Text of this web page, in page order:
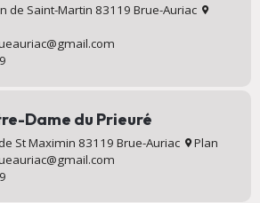
de Saint-Martin 83119 Brue-Auriac
Dame du Prieuré
St Maximin 83119 Brue-Auriac
Plan